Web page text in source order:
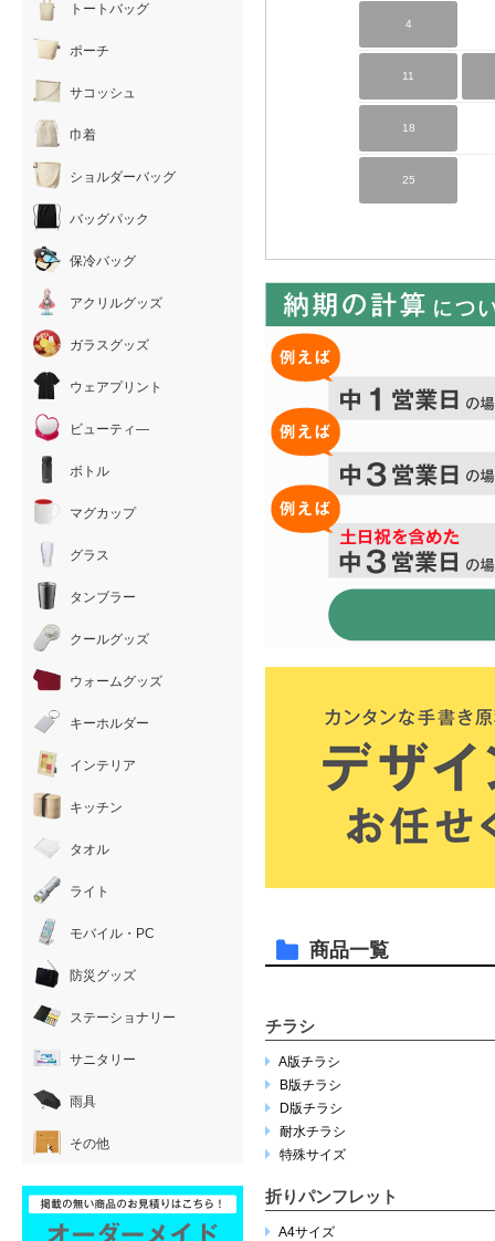
4
11
18
25
商品一覧
チラシ
A版チラシ
B版チラシ
D版チラシ
耐水チラシ
特殊サイズ
折りパンフレット
A4サイズ
トートバッグ
ポーチ
サコッシュ
巾着
ショルダーバッグ
バッグパック
保冷バッグ
アクリルグッズ
ガラスグッズ
ウェアプリント
ビューティ―
ボトル
マグカップ
グラス
タンブラー
クールグッズ
ウォームグッズ
キーホルダー
インテリア
キッチン
タオル
ライト
モバイル・PC
防災グッズ
ステーショナリー
サニタリー
雨具
その他